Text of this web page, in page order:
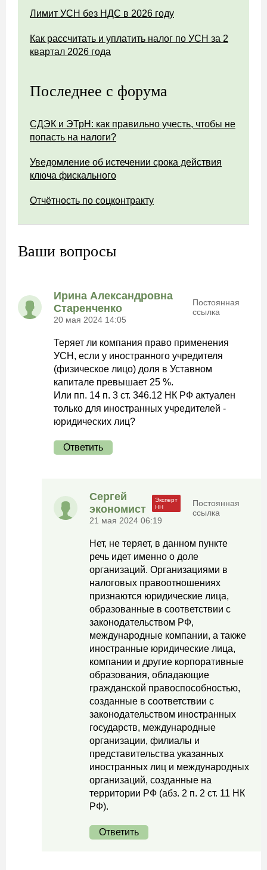
Лимит УСН без НДС в 2026 году
Как рассчитать и уплатить налог по УСН за 2
квартал 2026 года
Последнее с форума
СДЭК и ЭТрН: как правильно учесть, чтобы не
попасть на налоги?
Уведомление об истечении срока действия
ключа фискального
Отчётность по соцконтракту
Ваши вопросы
Ирина Александровна
Старенченко
20 мая 2024 14:05
Постоянная
ссылка
Теряет ли компания право применения
УСН, если у иностранного учредителя
(физическое лицо) доля в Уставном
капитале превышает 25 %.
Или пп. 14 п. 3 ст. 346.12 НК РФ актуален
только для иностранных учредителей -
юридических лиц?
Ответить
Сергей
экономист
21 мая 2024 06:19
Постоянная
ссылка
Нет, не теряет, в данном пункте
речь идет именно о доле
организаций. Организациями в
налоговых правоотношениях
признаются юридические лица,
образованные в соответствии с
законодательством РФ,
международные компании, а также
иностранные юридические лица,
компании и другие корпоративные
образования, обладающие
гражданской правоспособностью,
созданные в соответствии с
законодательством иностранных
государств, международные
организации, филиалы и
представительства указанных
иностранных лиц и международных
организаций, созданные на
территории РФ (абз. 2 п. 2 ст. 11 НК
РФ).
Ответить